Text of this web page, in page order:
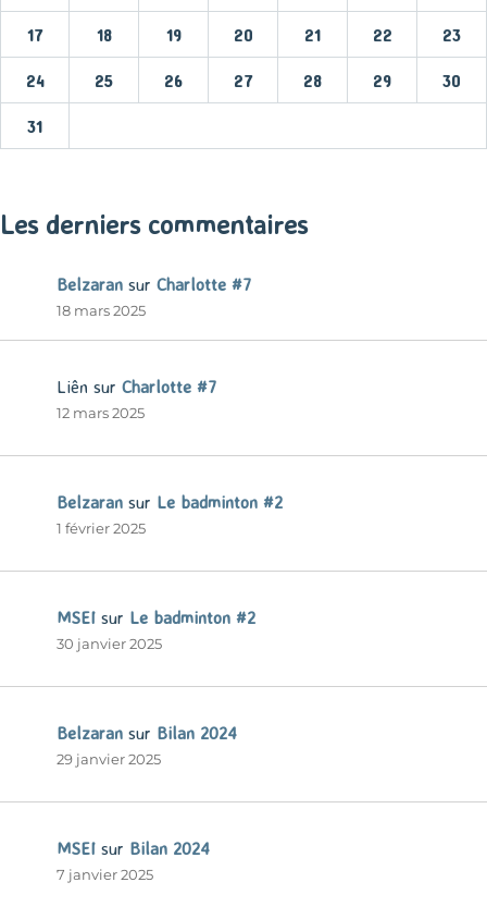
17 18 19 20 21 22 23
24 25 26 27 28 29 30
31
Les derniers commentaires
Belzaran sur Charlotte #7
18 mars 2025
Liên sur Charlotte #7
12 mars 2025
Belzaran sur Le badminton #2
1 février 2025
MSEI sur Le badminton #2
30 janvier 2025
Belzaran sur Bilan 2024
29 janvier 2025
MSEI sur Bilan 2024
7 janvier 2025